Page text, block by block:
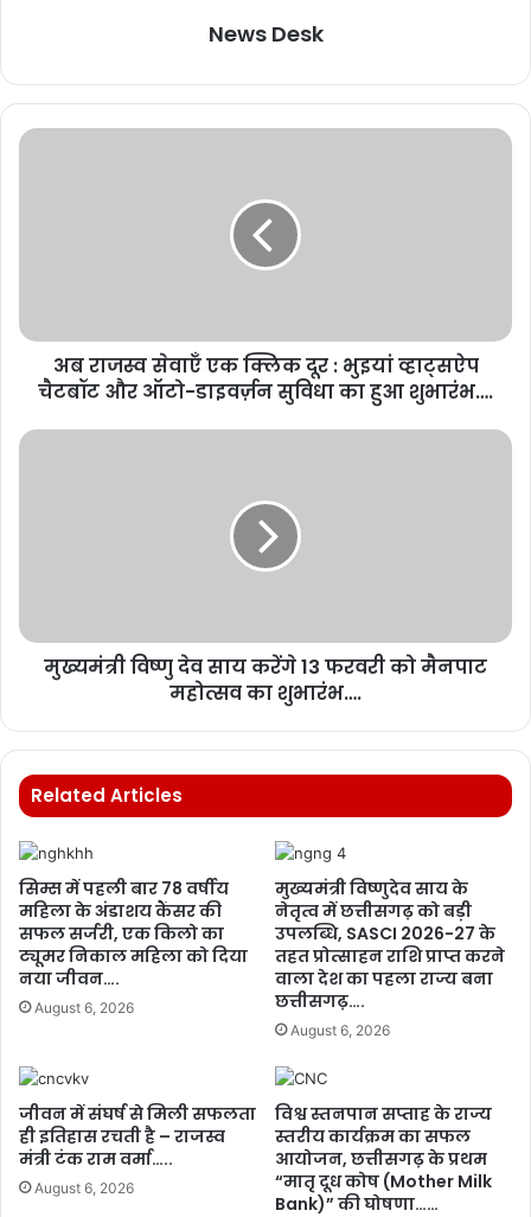
News Desk
अब राजस्व सेवाएँ एक क्लिक दूर : भुइयां व्हाट्सऐप
चैटबॉट और ऑटो-डाइवर्ज़न सुविधा का हुआ शुभारंभ….
मुख्यमंत्री विष्णु देव साय करेंगे 13 फरवरी को मैनपाट
महोत्सव का शुभारंभ….
Related Articles
सिम्स में पहली बार 78 वर्षीय
महिला के अंडाशय कैंसर की
सफल सर्जरी, एक किलो का
ट्यूमर निकाल महिला को दिया
नया जीवन….
August 6, 2026
मुख्यमंत्री विष्णुदेव साय के
नेतृत्व में छत्तीसगढ़ को बड़ी
उपलब्धि, SASCI 2026-27 के
तहत प्रोत्साहन राशि प्राप्त करने
वाला देश का पहला राज्य बना
छत्तीसगढ़….
August 6, 2026
जीवन में संघर्ष से मिली सफलता
ही इतिहास रचती है – राजस्व
मंत्री टंक राम वर्मा…..
August 6, 2026
विश्व स्तनपान सप्ताह के राज्य
स्तरीय कार्यक्रम का सफल
आयोजन, छत्तीसगढ़ के प्रथम
“मातृ दूध कोष (Mother Milk
Bank)” की घोषणा……